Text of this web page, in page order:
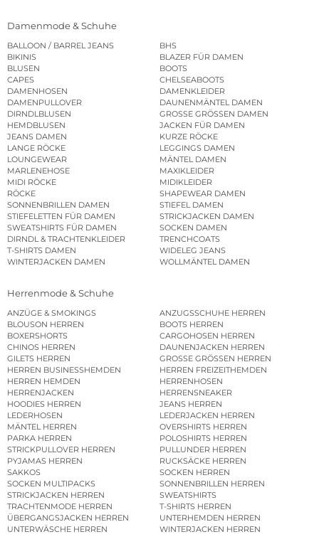
Damenmode & Schuhe
BALLOON / BARREL JEANS
BHS
BIKINIS
BLAZER FÜR DAMEN
BLUSEN
BOOTS
CAPES
CHELSEABOOTS
DAMENHOSEN
DAMENKLEIDER
DAMENPULLOVER
DAUNENMÄNTEL DAMEN
DIRNDLBLUSEN
GROSSE GRÖSSEN DAMEN
HEMDBLUSEN
JACKEN FÜR DAMEN
JEANS DAMEN
KURZE RÖCKE
LANGE RÖCKE
LEGGINGS DAMEN
LOUNGEWEAR
MÄNTEL DAMEN
MARLENEHOSE
MAXIKLEIDER
MIDI RÖCKE
MIDIKLEIDER
RÖCKE
SHAPEWEAR DAMEN
SONNENBRILLEN DAMEN
STIEFEL DAMEN
STIEFELETTEN FÜR DAMEN
STRICKJACKEN DAMEN
SWEATSHIRTS FÜR DAMEN
SOCKEN DAMEN
DIRNDL & TRACHTENKLEIDER
TRENCHCOATS
T-SHIRTS DAMEN
WIDELEG JEANS
WINTERJACKEN DAMEN
WOLLMÄNTEL DAMEN
Herrenmode & Schuhe
ANZÜGE & SMOKINGS
ANZUGSSCHUHE HERREN
BLOUSON HERREN
BOOTS HERREN
BOXERSHORTS
CARGOHOSEN HERREN
CHINOS HERREN
DAUNENJACKEN HERREN
GILETS HERREN
GROSSE GRÖSSEN HERREN
HERREN BUSINESSHEMDEN
HERREN FREIZEITHEMDEN
HERREN HEMDEN
HERRENHOSEN
HERRENJACKEN
HERRENSNEAKER
HOODIES HERREN
JEANS HERREN
LEDERHOSEN
LEDERJACKEN HERREN
MÄNTEL HERREN
OVERSHIRTS HERREN
PARKA HERREN
POLOSHIRTS HERREN
STRICKPULLOVER HERREN
PULLUNDER HERREN
PYJAMAS HERREN
RUCKSÄCKE HERREN
SAKKOS
SOCKEN HERREN
SOCKEN MULTIPACKS
SONNENBRILLEN HERREN
STRICKJACKEN HERREN
SWEATSHIRTS
TRACHTENMODE HERREN
T-SHIRTS HERREN
ÜBERGANGSJACKEN HERREN
UNTERHEMDEN HERREN
UNTERWÄSCHE HERREN
WINTERJACKEN HERREN